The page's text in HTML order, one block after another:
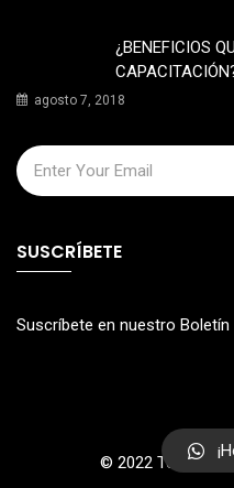
¿BENEFICIOS
agosto 7, 2018
SUSCRÍBETE
Suscríbete en nuestro Boletín
© 2022 Todos los